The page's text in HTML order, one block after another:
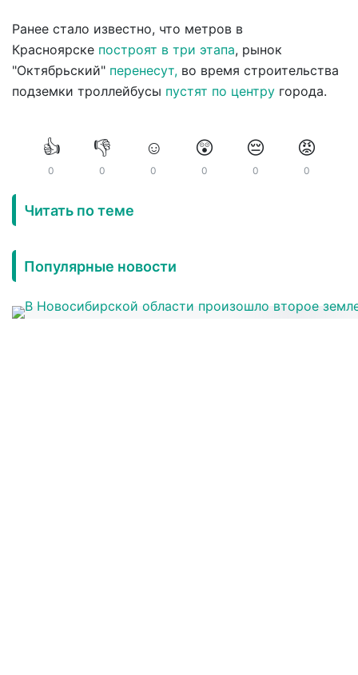
Ранее стало известно, что метров в
Красноярске построят в три этапа, рынок
"Октябрьский" перенесут, во время строительства
подземки троллейбусы пустят по центру города.
👍
0
👎
0
☺️
0
😲
0
😔
0
😡
0
Читать по теме
Популярные новости